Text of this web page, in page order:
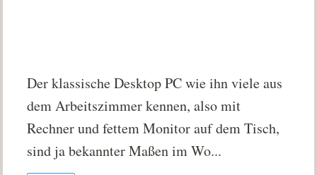
Der klassische Desktop PC wie ihn viele aus
dem Arbeitszimmer kennen, also mit
Rechner und fettem Monitor auf dem Tisch,
sind ja bekannter Maßen im Wo...